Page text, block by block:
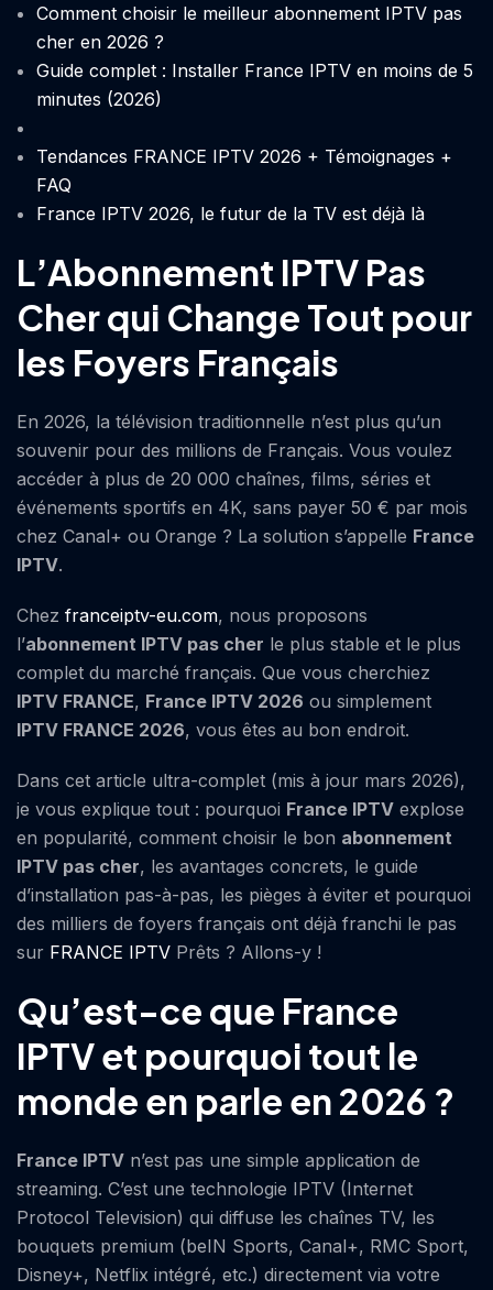
Comment choisir le meilleur abonnement IPTV pas
cher en 2026 ?
Guide complet : Installer France IPTV en moins de 5
minutes (2026)
Tendances FRANCE IPTV 2026 + Témoignages +
FAQ
France IPTV 2026, le futur de la TV est déjà là
L’Abonnement IPTV Pas
Cher qui Change Tout pour
les Foyers Français
En 2026, la télévision traditionnelle n’est plus qu’un
souvenir pour des millions de Français. Vous voulez
accéder à plus de 20 000 chaînes, films, séries et
événements sportifs en 4K, sans payer 50 € par mois
chez Canal+ ou Orange ? La solution s’appelle France
IPTV.
Chez franceiptv-eu.com, nous proposons
l’abonnement IPTV pas cher le plus stable et le plus
complet du marché français. Que vous cherchiez
IPTV FRANCE, France IPTV 2026 ou simplement
IPTV FRANCE 2026, vous êtes au bon endroit.
Dans cet article ultra-complet (mis à jour mars 2026),
je vous explique tout : pourquoi France IPTV explose
en popularité, comment choisir le bon abonnement
IPTV pas cher, les avantages concrets, le guide
d’installation pas-à-pas, les pièges à éviter et pourquoi
des milliers de foyers français ont déjà franchi le pas
sur FRANCE IPTV Prêts ? Allons-y !
Qu’est-ce que France
IPTV et pourquoi tout le
monde en parle en 2026 ?
France IPTV n’est pas une simple application de
streaming. C’est une technologie IPTV (Internet
Protocol Television) qui diffuse les chaînes TV, les
bouquets premium (beIN Sports, Canal+, RMC Sport,
Disney+, Netflix intégré, etc.) directement via votre